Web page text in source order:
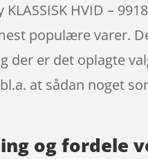
HVID –
populære varer.
der er det oplagte
at sådan noget
og